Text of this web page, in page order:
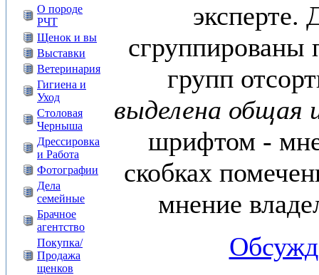
О породе
РЧТ
Щенок и вы
Выставки
Ветеринария
Гигиена и
Уход
Столовая
Черныша
Дрессировка
и Работа
Фотографии
Дела
семейные
Брачное
агентство
Покупка/
Продажа
щенков
эксперте.
сгруппированы
групп
выделена общая
шрифтом -
скобках
мнение